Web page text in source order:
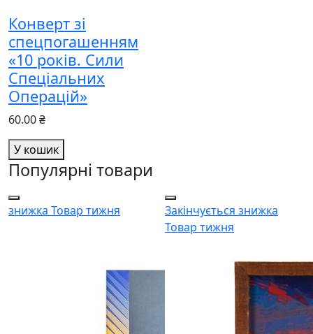
Конверт зі
спецпогашенням
«10 років. Сили
Спеціальних
Операцій»
60.00 ₴
У кошик
Популярні товари
знижка Товар тижня Закінчується знижка
Товар тижня